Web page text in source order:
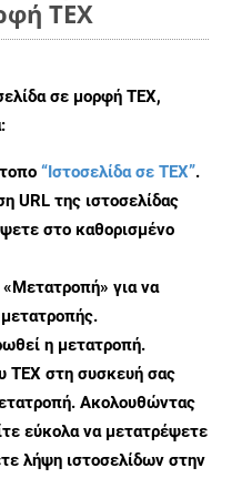
TEX
σε μορφή TEX,
“Ιστοσελίδα σε TEX”.
URL της ιστοσελίδας
στο καθορισμένο
για να
μετατροπής.
η μετατροπή.
TEX στη συσκευή σας
Ακολουθώντας
εύκολα να μετατρέψετε
λήψη ιστοσελίδων στην